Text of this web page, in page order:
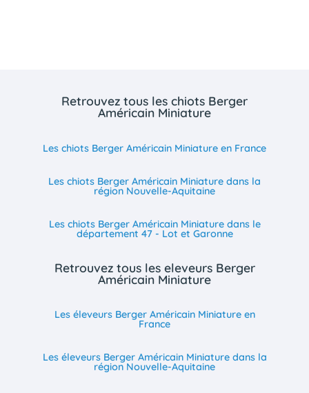
Retrouvez tous les chiots Berger
Américain Miniature
Les chiots Berger Américain Miniature en France
Les chiots Berger Américain Miniature dans la
région Nouvelle-Aquitaine
Les chiots Berger Américain Miniature dans le
département 47 - Lot et Garonne
Retrouvez tous les eleveurs Berger
Américain Miniature
Les éleveurs Berger Américain Miniature en
France
Les éleveurs Berger Américain Miniature dans la
région Nouvelle-Aquitaine